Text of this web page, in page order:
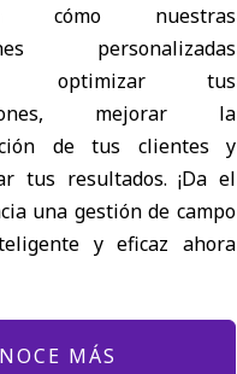
cómo nuestras
personalizadas
optimizar tus
mejorar la
de tus clientes y
tus resultados. ¡Da el
una gestión de campo
y eficaz ahora
MÁS